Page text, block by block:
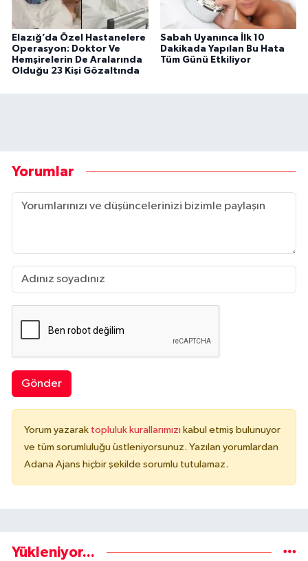
Elazığ’da Özel Hastanelere
Operasyon: Doktor Ve
Hemşirelerin De Aralarında
Olduğu 23 Kişi Gözaltında
Sabah Uyanınca İlk 10
Dakikada Yapılan Bu Hata
Tüm Günü Etkiliyor
Yorumlar
Gönder
Yorum yazarak topluluk kurallarımızı kabul etmiş bulunuyor
ve tüm sorumluluğu üstleniyorsunuz. Yazılan yorumlardan
Adana Ajans hiçbir şekilde sorumlu tutulamaz.
Yükleniyor...